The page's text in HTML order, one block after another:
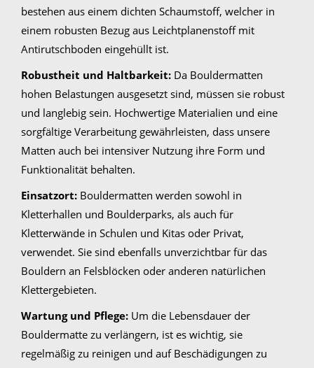
bestehen aus einem dichten Schaumstoff, welcher in
einem robusten Bezug aus Leichtplanenstoff mit
Antirutschboden eingehüllt ist.
Robustheit und Haltbarkeit: Da Bouldermatten
hohen Belastungen ausgesetzt sind, müssen sie robust
und langlebig sein. Hochwertige Materialien und eine
sorgfältige Verarbeitung gewährleisten, dass unsere
Matten auch bei intensiver Nutzung ihre Form und
Funktionalität behalten.
Einsatzort: Bouldermatten werden sowohl in
Kletterhallen und Boulderparks, als auch für
Kletterwände in Schulen und Kitas oder Privat,
verwendet. Sie sind ebenfalls unverzichtbar für das
Bouldern an Felsblöcken oder anderen natürlichen
Klettergebieten.
Wartung und Pflege: Um die Lebensdauer der
Bouldermatte zu verlängern, ist es wichtig, sie
regelmäßig zu reinigen und auf Beschädigungen zu